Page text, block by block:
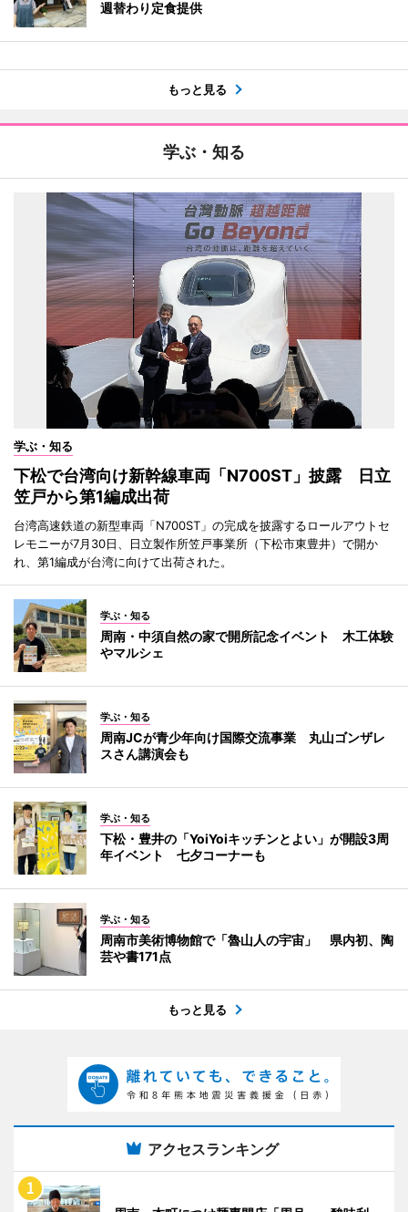
週替わり定食提供
もっと見る
学ぶ・知る
学ぶ・知る
下松で台湾向け新幹線車両「N700ST」披露 日立
笠戸から第1編成出荷
台湾高速鉄道の新型車両「N700ST」の完成を披露するロールアウトセ
レモニーが7月30日、日立製作所笠戸事業所（下松市東豊井）で開か
れ、第1編成が台湾に向けて出荷された。
学ぶ・知る
周南・中須自然の家で開所記念イベント 木工体験
やマルシェ
学ぶ・知る
周南JCが青少年向け国際交流事業 丸山ゴンザレ
スさん講演会も
学ぶ・知る
下松・豊井の「YoiYoiキッチンとよい」が開設3周
年イベント 七夕コーナーも
学ぶ・知る
周南市美術博物館で「魯山人の宇宙」 県内初、陶
芸や書171点
もっと見る
アクセスランキング